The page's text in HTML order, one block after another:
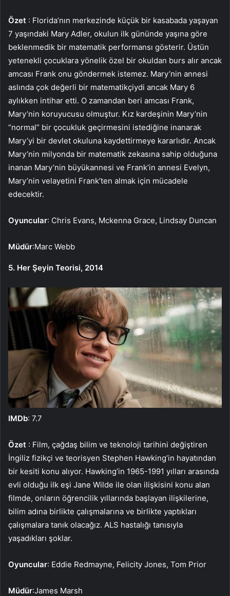
Özet : Florida’nın merkezinde küçük bir kasabada yaşayan
7 yaşındaki Mary Adler, okulun ilk gününde yaşına göre
beklenmedik bir matematik performansı gösterir. Üstün
yetenekli çocuklara yönelik özel bir okuldan burs alır ancak
amcası Frank onu göndermek istemez. Mary’nin annesi
aslında çok değerli bir matematikçiydi ancak Mary 6
aylıkken intihar etti. O zamandan beri amcası Frank,
Mary’nin koruyucusu olmuştur. Kız kardeşinin Mary’nin
“normal” bir çocukluk geçirmesini istediğine inanarak
Mary’yi bir devlet okuluna kaydettirmeye kararlıdır. Ancak
Mary’nin milyonda bir matematik zekasına sahip olduğuna
inanan Mary’nin büyükannesi ve Frank’in annesi Evelyn,
Mary’nin velayetini Frank’ten almak için mücadele
edecektir.
Oyuncular: Chris Evans, Mckenna Grace, Lindsay Duncan
Müdür:Marc Webb
5. Her Şeyin Teorisi, 2014
IMDb: 7.7
Özet : Film, çağdaş bilim ve teknoloji tarihini değiştiren
İngiliz fizikçi ve teorisyen Stephen Hawking’in hayatından
bir kesiti konu alıyor. Hawking’in 1965-1991 yılları arasında
evli olduğu ilk eşi Jane Wilde ile olan ilişkisini konu alan
filmde, onların öğrencilik yıllarında başlayan ilişkilerine,
bilim adına birlikte çalışmalarına ve birlikte yaptıkları
çalışmalara tanık olacağız. ALS hastalığı tanısıyla
yaşadıkları şoklar.
Oyuncular: Eddie Redmayne, Felicity Jones, Tom Prior
Müdür:James Marsh